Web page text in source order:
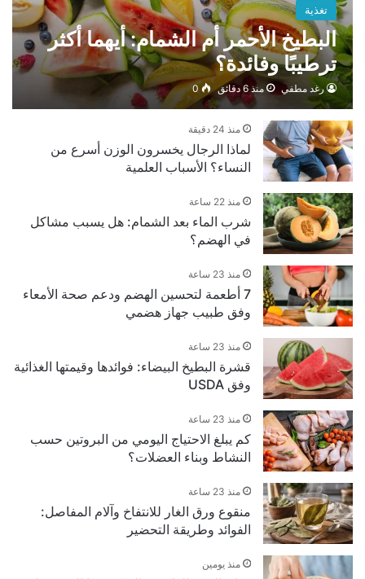
تغذية
البطيخ الأحمر أم الشمام: أيهما أكثر
ترطيبًا وفائدة؟
رغد مطفي منذ 6 دقائق 0
منذ 24 دقيقة
لماذا الرجال يخسرون الوزن أسرع من
النساء؟ الأسباب العلمية
منذ 22 ساعة
شرب الماء بعد الشمام: هل يسبب مشاكل
في الهضم؟
منذ 23 ساعة
7 أطعمة لتحسين الهضم ودعم صحة الأمعاء
وفق طبيب جهاز هضمي
منذ 23 ساعة
قشرة البطيخ البيضاء: فوائدها وقيمتها الغذائية
وفق USDA
منذ 23 ساعة
كم يبلغ الاحتياج اليومي من البروتين حسب
النشاط وبناء العضلات؟
منذ 23 ساعة
منقوع ورق الغار للانتفاخ وآلام المفاصل:
الفوائد وطريقة التحضير
منذ يومين